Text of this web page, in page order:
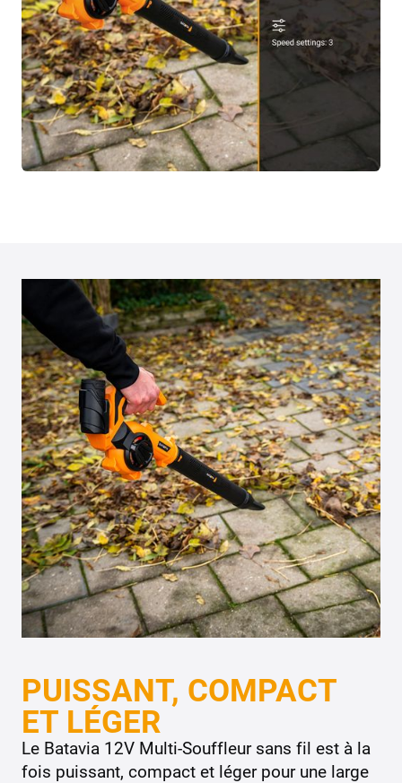
PUISSANT, COMPACT
ET LÉGER
Le Batavia 12V Multi-Souffleur sans fil est à la
fois puissant, compact et léger pour une large